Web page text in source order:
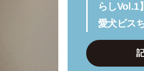
らしVol.1
愛犬ビス